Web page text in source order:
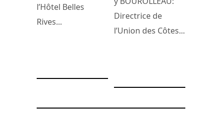
l’Hôtel Belles
Rives...
Directrice de
l’Union des Côtes...